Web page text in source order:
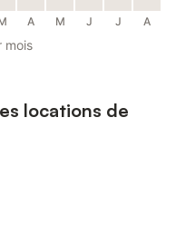
A M J J A
mois
locations de